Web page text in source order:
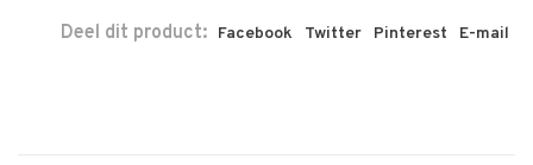
Deel dit product: Facebook Twitter Pinterest E-mail